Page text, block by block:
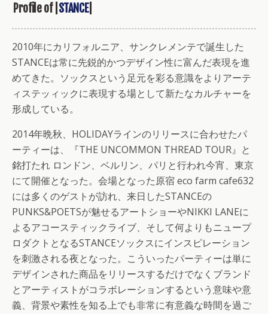
Profile of | STANCE|
2010年にカリフォルニア、サンクレメンテで誕生した
STANCEは常に先鋭的かつデザイン性に富んだ表現を進
めてきた。ソックスという足元を彩る意識をよりアーテ
ィステッィックに表現する場として新たなカルチャーを
形成している。
2014年晩秋、HOLIDAYラインのリリースに合わせたパ
ーティーは、『THE UNCOMMON THREAD TOUR』と
銘打たれ ロンドン、ベルリン、パリと行われ今宵、東京
にて開催となった。会場となった原宿 eco farm cafe632
には多くのゲストが訪れ、来日したSTANCEの
PUNKS&POETSが魅せるアートショーやNIKKI LANEに
よるアコースティックライブ、そして何よりもニュープ
ロダクトとなるSTANCEソックスにインスピレーション
を刺激される夜となった。こういったパーティーは単に
デザインされた商品をリリースするだけでなくブランド
とアーティストがコラボレーションするという意味や意
義、背景や素性を知る上でも非常に有意義な時間を過ご